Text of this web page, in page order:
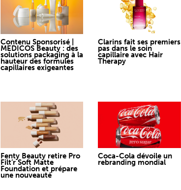
Contenu Sponsorisé |
MEDICOS Beauty : des
solutions packaging à la
hauteur des formules
capillaires exigeantes
Clarins fait ses premiers
pas dans le soin
capillaire avec Hair
Therapy
Fenty Beauty retire Pro
Filt’r Soft Matte
Foundation et prépare
une nouveauté
Coca-Cola dévoile un
rebranding mondial